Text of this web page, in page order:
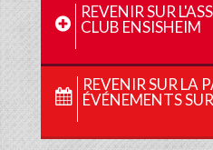
REVENIR SUR
CLUB ENSISHEIM
REVENIR SUR LA
ÉVÉNEMENTS